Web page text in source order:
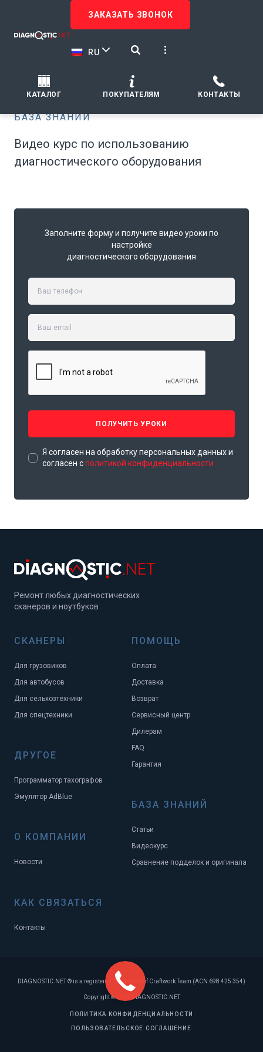
ЗАКАЗАТЬ ЗВОНОК
RU
КАТАЛОГ ПОКУПАТЕЛЯМ КОНТАКТЫ
БАЗА ЗНАНИЙ
Видео курс по использованию
диагностического оборудования
Заполните форму и получите видео уроки по
настройке
диагностического оборудования
ПОЛУЧИТЬ УРОКИ
Я согласен на обработку персональных данных и
согласен сполитикой конфиденциальности
Ремонт любых диагностических
сканеров и ноутбуков
СКАНЕРЫ
Для грузовиков
Для автобусов
Для сельхозтехники
Для спецтехники
ДРУГОЕ
Программатор тахографов
Эмулятор AdBlue
О КОМПАНИИ
Новости
ПОМОЩЬ
Оплата
Доставка
Возврат
Сервисный центр
Дилерам
FAQ
Гарантия
БАЗА ЗНАНИЙ
Статьи
Видеокурс
Сравнение подделок и оригинала
КАК СВЯЗАТЬСЯ
Контакты
DIAGNOSTIC.NET ® is a registered Trademark of Craftwork Team (ACN 698 425 354)
Copyright © 2026 DIAGNOSTIC.NET
ПОЛИТИКА КОНФИДЕНЦИАЛЬНОСТИ
ПОЛЬЗОВАТЕЛЬСКОЕ СОГЛАШЕНИЕ